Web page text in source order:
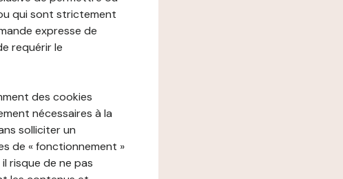
qui sont strictement
expresse de
requérir le
des cookies
nécessaires à la
solliciter un
de « fonctionnement »
risque de ne pas